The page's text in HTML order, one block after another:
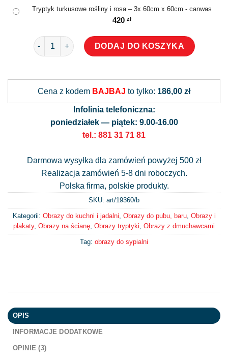
Tryptyk turkusowe rośliny i rosa – 3x 60cm x 60cm - canwas
420 zł
ilość Tryptyk turkusowe rośliny i rosa
DODAJ DO KOSZYKA
Cena z kodem BAJBAJ to tylko: 186,00 zł
Infolinia telefoniczna:
poniedziałek — piątek: 9.00-16.00
tel.: 881 31 71 81
Darmowa wysyłka dla zamówień powyżej 500 zł
Realizacja zamówień 5-8 dni roboczych.
Polska firma, polskie produkty.
SKU: art/19360/b
Kategorii: Obrazy do kuchni i jadalni Obrazy do pubu, baru, Obrazy i
plakaty, Obrazy na ścianę Obrazy tryptyki Obrazy z dmuchawcami
Tag: obrazy do sypialni
OPIS
INFORMACJE DODATKOWE
OPINIE (3)